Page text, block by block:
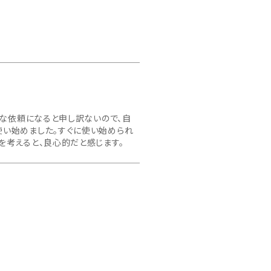
依頼になると申し訳ないので、自
始めました。すぐに使い始められ
えると、良心的だと感じます。